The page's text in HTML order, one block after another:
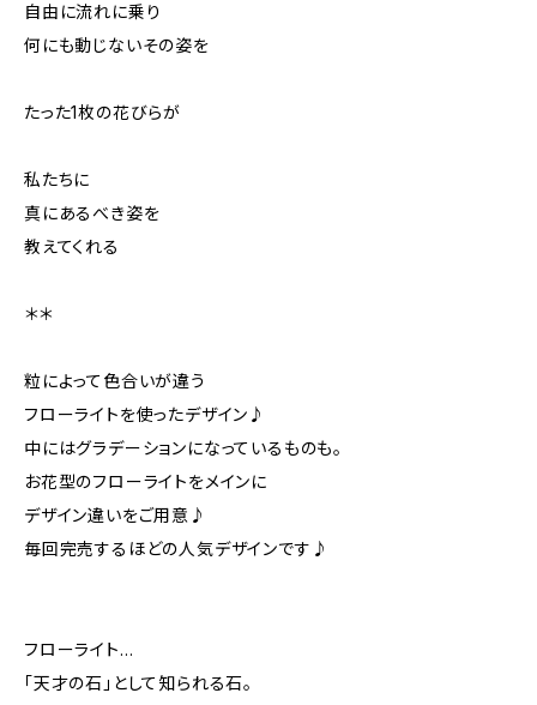
自由に流れに乗り
何にも動じないその姿を
たった1枚の花びらが
私たちに
真にあるべき姿を
教えてくれる
＊＊
粒によって色合いが違う
フローライトを使ったデザイン♪
中にはグラデーションになっているものも。
お花型のフローライトをメインに
デザイン違いをご用意♪
毎回完売するほどの人気デザインです♪
フローライト…
「天才の石」として知られる石。